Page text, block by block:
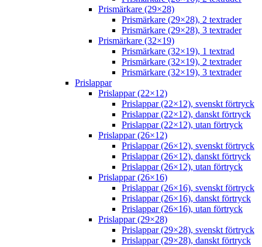
Prismärkare (29×28)
Prismärkare (29×28), 2 textrader
Prismärkare (29×28), 3 textrader
Prismärkare (32×19)
Prismärkare (32×19), 1 textrad
Prismärkare (32×19), 2 textrader
Prismärkare (32×19), 3 textrader
Prislappar
Prislappar (22×12)
Prislappar (22×12), svenskt förtryck
Prislappar (22×12), danskt förtryck
Prislappar (22×12), utan förtryck
Prislappar (26×12)
Prislappar (26×12), svenskt förtryck
Prislappar (26×12), danskt förtryck
Prislappar (26×12), utan förtryck
Prislappar (26×16)
Prislappar (26×16), svenskt förtryck
Prislappar (26×16), danskt förtryck
Prislappar (26×16), utan förtryck
Prislappar (29×28)
Prislappar (29×28), svenskt förtryck
Prislappar (29×28), danskt förtryck